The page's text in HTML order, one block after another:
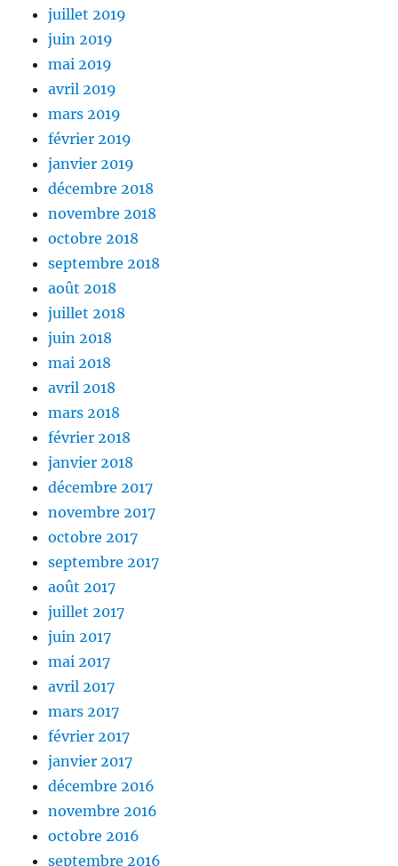
juillet 2019
juin 2019
mai 2019
avril 2019
mars 2019
février 2019
janvier 2019
décembre 2018
novembre 2018
octobre 2018
septembre 2018
août 2018
juillet 2018
juin 2018
mai 2018
avril 2018
mars 2018
février 2018
janvier 2018
décembre 2017
novembre 2017
octobre 2017
septembre 2017
août 2017
juillet 2017
juin 2017
mai 2017
avril 2017
mars 2017
février 2017
janvier 2017
décembre 2016
novembre 2016
octobre 2016
septembre 2016